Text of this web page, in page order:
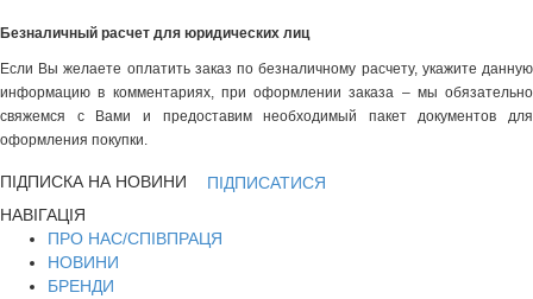
Безналичный расчет для юридических лиц
Если Вы желаете оплатить заказ по безналичному расчету, укажите данную
информацию в комментариях, при оформлении заказа – мы обязательно
свяжемся с Вами и предоставим необходимый пакет документов для
оформления покупки.
ПІДПИСКА НА НОВИНИ
ПІДПИСАТИСЯ
НАВІГАЦІЯ
ПРО НАС/СПІВПРАЦЯ
НОВИНИ
БРЕНДИ